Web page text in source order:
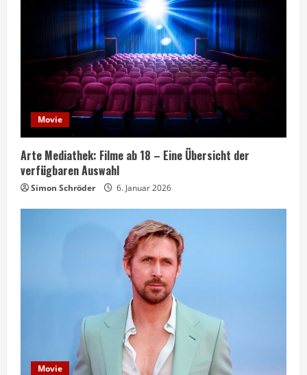
Movie
Arte Mediathek: Filme ab 18 – Eine Übersicht der
verfügbaren Auswahl
Simon Schröder 6. Januar 2026
Movie